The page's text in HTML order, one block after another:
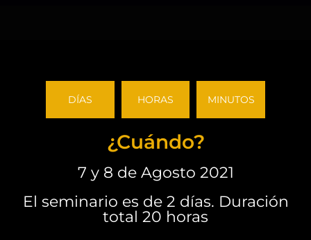
DÍAS HORAS MINUTOS
¿Cuándo?
7 y 8 de Agosto 2021
El seminario es de 2 días. Duración
total 20 horas